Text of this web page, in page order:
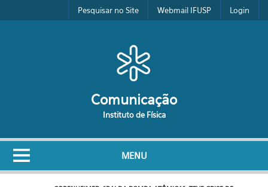
Pular para o conteúdo principalPesquisar no Site Webmail IFUSP Login
Comunicação
Instituto de Física
MENU